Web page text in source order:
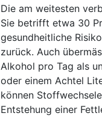
Die am weitesten
Sie betrifft etwa 30
gesundheitliche
zurück. Auch
Alkohol pro Tag als
oder einem Achtel
können
Entstehung einer